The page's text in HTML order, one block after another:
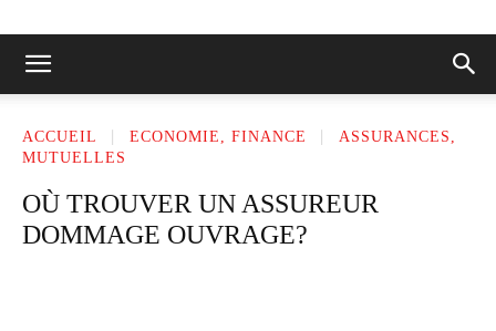
ACCUEIL ECONOMIE, FINANCE
ASSURANCES,
MUTUELLES
OÙ TROUVER UN ASSUREUR
DOMMAGE OUVRAGE?